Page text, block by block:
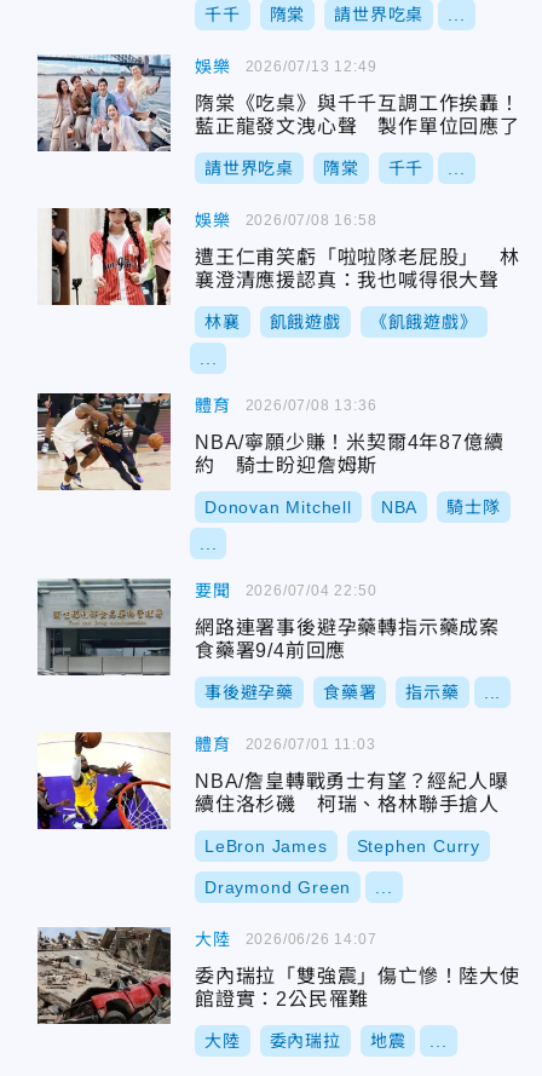
千千 隋棠 請世界吃桌
娛樂
隋棠《吃桌》與千千互調工作挨轟！
藍正龍發文洩心聲 製作單位回應了
請世界吃桌 隋棠 千千
2026/07/13 12:49
娛樂
遭王仁甫笑虧「啦啦隊老屁股」 林
襄澄清應援認真：我也喊得很大聲
林襄 飢餓遊戲 《飢餓遊戲》
2026/07/08 16:58
體育
NBA/寧願少賺！米契爾4年87億續
約 騎士盼迎詹姆斯
Donovan Mitchell NBA 騎士隊
2026/07/08 13:36
要聞
網路連署事後避孕藥轉指示藥成案
食藥署9/4前回應
事後避孕藥 食藥署 指示藥
2026/07/04 22:50
體育
NBA/詹皇轉戰勇士有望？經紀人曝
續住洛杉磯 柯瑞、格林聯手搶人
LeBron James Stephen Curry
Draymond Green
2026/07/01 11:03
大陸
委內瑞拉「雙強震」傷亡慘！陸大使
館證實：2公民罹難
大陸 委內瑞拉 地震
2026/06/26 14:07